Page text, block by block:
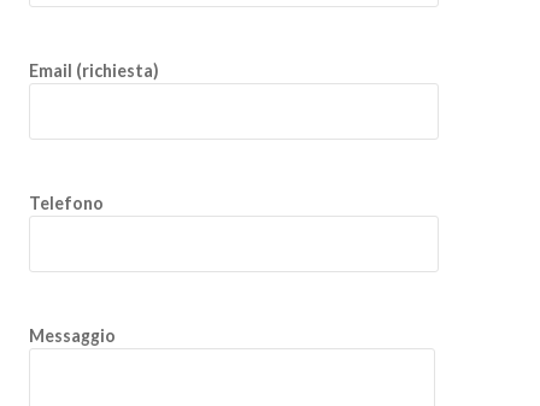
Email (richiesta)
Telefono
Messaggio